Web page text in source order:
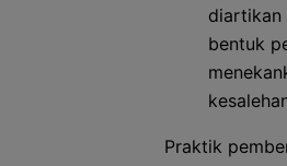
diartikan
bentuk
Praktik